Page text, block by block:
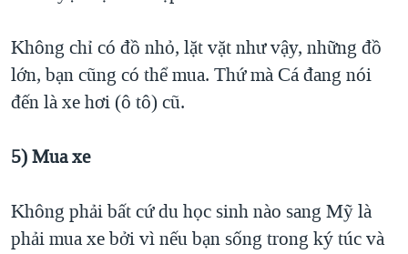
Không chỉ có đồ nhỏ, lặt vặt như vậy, những đồ
lớn, bạn cũng có thể mua. Thứ mà Cá đang nói
đến là xe hơi (ô tô) cũ.
5) Mua xe
Không phải bất cứ du học sinh nào sang Mỹ là
phải mua xe bởi vì nếu bạn sống trong ký túc và